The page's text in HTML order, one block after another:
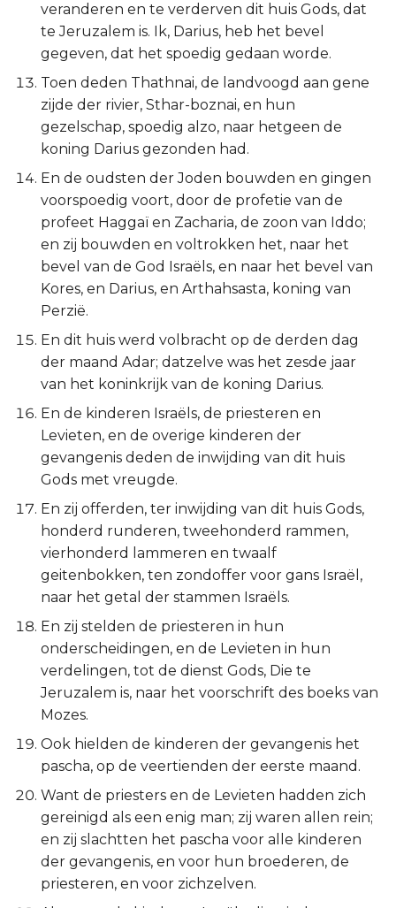
veranderen en te verderven dit huis Gods, dat
te Jeruzalem is. Ik, Darius, heb het bevel
gegeven, dat het spoedig gedaan worde.
Toen deden Thathnai, de landvoogd aan gene
zijde der rivier, Sthar-boznai, en hun
gezelschap, spoedig alzo, naar hetgeen de
koning Darius gezonden had.
En de oudsten der Joden bouwden en gingen
voorspoedig voort, door de profetie van de
profeet Haggaï en Zacharia, de zoon van Iddo;
en zij bouwden en voltrokken het, naar het
bevel van de God Israëls, en naar het bevel van
Kores, en Darius, en Arthahsasta, koning van
Perzië.
En dit huis werd volbracht op de derden dag
der maand Adar; datzelve was het zesde jaar
van het koninkrijk van de koning Darius.
En de kinderen Israëls, de priesteren en
Levieten, en de overige kinderen der
gevangenis deden de inwijding van dit huis
Gods met vreugde.
En zij offerden, ter inwijding van dit huis Gods,
honderd runderen, tweehonderd rammen,
vierhonderd lammeren en twaalf
geitenbokken, ten zondoffer voor gans Israël,
naar het getal der stammen Israëls.
En zij stelden de priesteren in hun
onderscheidingen, en de Levieten in hun
verdelingen, tot de dienst Gods, Die te
Jeruzalem is, naar het voorschrift des boeks van
Mozes.
Ook hielden de kinderen der gevangenis het
pascha, op de veertienden der eerste maand.
Want de priesters en de Levieten hadden zich
gereinigd als een enig man; zij waren allen rein;
en zij slachtten het pascha voor alle kinderen
der gevangenis, en voor hun broederen, de
priesteren, en voor zichzelven.